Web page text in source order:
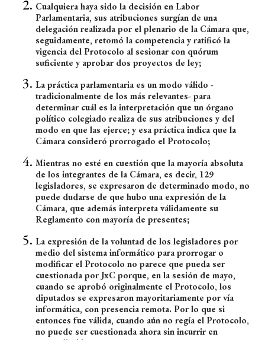
Cualquiera haya sido la decisión en Labor
Parlamentaria, sus atribuciones surgían de una
delegación realizada por el plenario de la Cámara que,
seguidamente, retomó la competencia y ratificó la
vigencia del Protocolo al sesionar con quórum
suficiente y aprobar dos proyectos de ley;
La práctica parlamentaria es un modo válido -
tradicionalmente de los más relevantes- para
determinar cuál es la interpretación que un órgano
político colegiado realiza de sus atribuciones y del
modo en que las ejerce; y esa práctica indica que la
Cámara consideró prorrogado el Protocolo;
Mientras no esté en cuestión que la mayoría absoluta
de los integrantes de la Cámara, es decir, 129
legisladores, se expresaron de determinado modo, no
puede dudarse de que hubo una expresión de la
Cámara, que además interpreta válidamente su
Reglamento con mayoría de presentes;
La expresión de la voluntad de los legisladores por
medio del sistema informático para prorrogar o
modificar el Protocolo no parece que pueda ser
cuestionada por JxC porque, en la sesión de mayo,
cuando se aprobó originalmente el Protocolo, los
diputados se expresaron mayoritariamente por vía
informática, con presencia remota. Por lo que si
entonces fue válida, cuando aún no regía el Protocolo,
no puede ser cuestionada ahora sin incurrir en